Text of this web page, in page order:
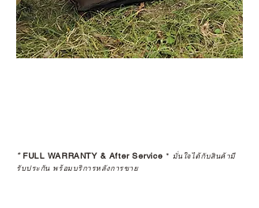
ตรงนี้
>>https://www.campstudio.co.th/
warranty
*FULL WARRANTY & After Service * มั่นใจได้กับสินค้ามี
รับประกัน พร้อมบริการหลังการขาย